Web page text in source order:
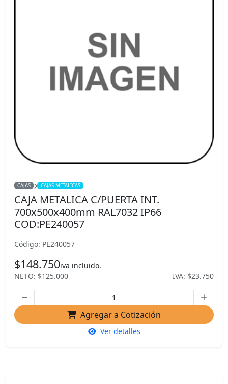
CAJAS CAJAS METALICAS
CAJA METALICA C/PUERTA INT.
700x500x400mm RAL7032 IP66
COD:PE240057
Código: PE240057
$148.750iva incluido.
NETO: $125.000
IVA: $23.750
Agregar a Cotización
Ver detalles